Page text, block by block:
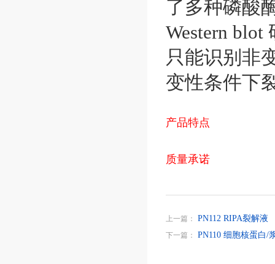
了多种磷酸
Western
只能识别非
变性条件下
产品特点
质量承诺
上一篇： PN112 RIPA裂解液
下一篇： PN110 细胞核蛋白/